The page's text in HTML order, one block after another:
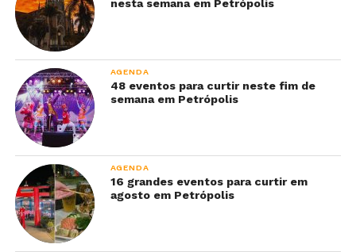
nesta semana em Petrópolis
AGENDA
48 eventos para curtir neste fim de
semana em Petrópolis
AGENDA
16 grandes eventos para curtir em
agosto em Petrópolis